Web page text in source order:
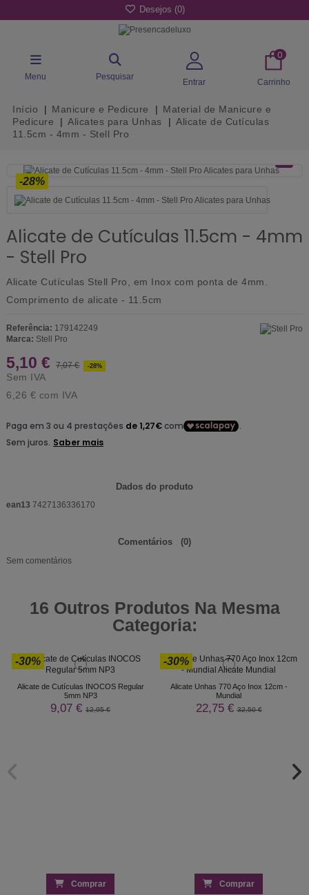
Desejos (0)
Menu Pesquisar
Entrar
0
Carrinho
Início Manicure e Pedicure
Material de Manicure e
Pedicure
Alicates para Unhas
Alicate de Cutículas
11.5cm - 4mm - Stell Pro
-28%
Alicate de Cutículas 11.5cm - 4mm
- Stell Pro
Alicate Cutículas Stell Pro, em Inox com ponta de 4mm.
Comprimento de alicate - 11.5cm
Referência: 179142249
Marca: Stell Pro
5,10 € 7,07 € -28%
Sem IVA
6,26 € com IVA
Dados do produto
ean13 7427136336170
Comentários (0)
Sem comentários
16 Outros Produtos Na Mesma
Categoria:
-30%
Alicate de Cutículas INOCOS Regular
5mm NP3
9,07 € 12,95 €
Comprar
-30%
Alicate Unhas 770 Aço Inox 12cm -
Mundial
22,75 €32,50 €
Comprar